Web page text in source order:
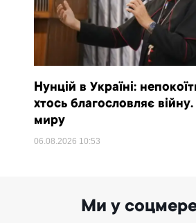
Нунцій в Україні:
хтось благословляє
миру
06.08.2026 10:53
Ми у